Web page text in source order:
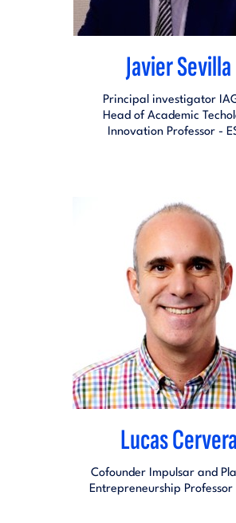
Javier Sevilla
Principal investigator
Head of Academic
Innovation Professor -
Lucas Cervera
Cofounder Impulsar and
Entrepreneurship Professor